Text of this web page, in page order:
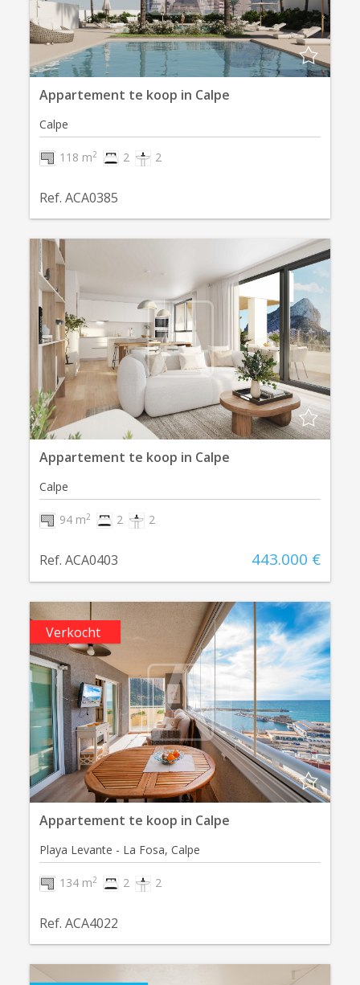
Appartement te koop in Calpe
Calpe
118 m2 2 2
Ref. ACA0385
Appartement te koop in Calpe
Calpe
94 m2 2 2
Ref. ACA0403 443.000 €
Verkocht
Appartement te koop in Calpe
Playa Levante - La Fosa, Calpe
134 m2 2 2
Ref. ACA4022